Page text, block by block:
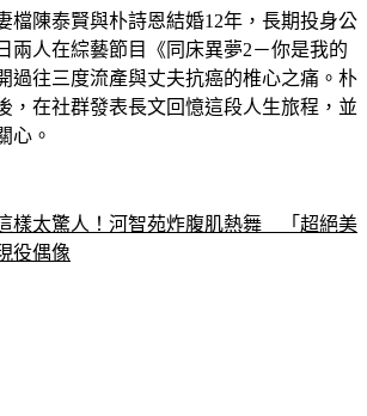
檔陳泰賢與朴詩恩結婚12年，長期投身公
兩人在綜藝節目《同床異夢2－你是我的
過往三度流產與丈夫抗癌的椎心之痛。朴
，在社群發表長文回憶這段人生旅程，並
心。
樣太驚人！河智苑炸腹肌熱舞　「超絕美
役偶像